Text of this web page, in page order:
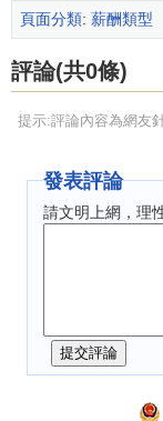
頁面分類: 薪酬類型
評論(共0條)
提示:評論內容為網友
發表評論
請文明上網，理